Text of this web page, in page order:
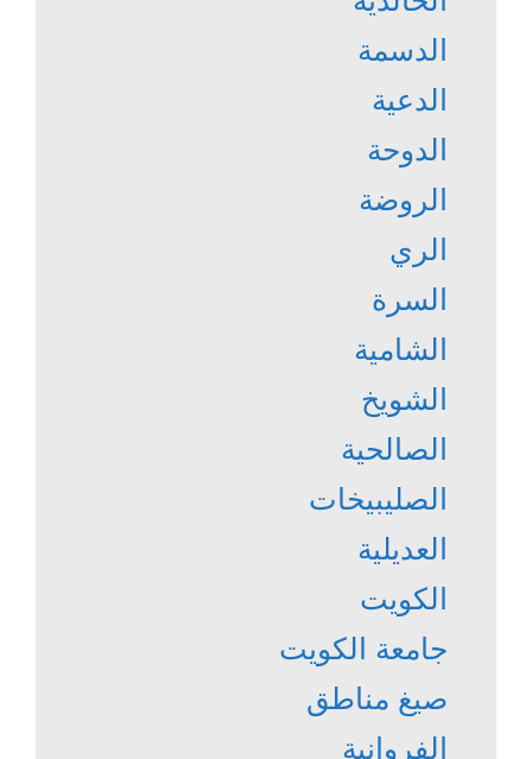
الدسمة
الدعية
الدوحة
الروضة
الري
السرة
الشامية
الشويخ
الصالحية
الصليبيخات
العديلية
الكويت
جامعة الكويت
صيغ مناطق
الفروانية